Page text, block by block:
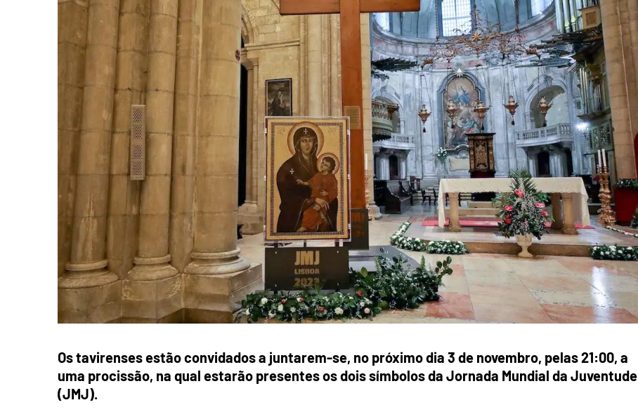
Os tavirenses estão convidados a juntarem-se, no próximo dia 3 de novembro, pelas 21:00, a
uma procissão, na qual estarão presentes os dois símbolos da Jornada Mundial da Juventude
(JMJ).